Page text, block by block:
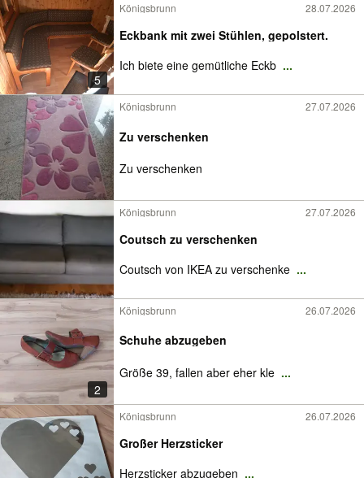
5
Königsbrunn 28.07.2026
Eckbank mit zwei Stühlen, gepolstert.
Ich biete eine gemütliche Eckb ...
Königsbrunn 27.07.2026
Zu verschenken
Zu verschenken
Königsbrunn 27.07.2026
Coutsch zu verschenken
Coutsch von IKEA zu verschenke ...
2
Königsbrunn 26.07.2026
Schuhe abzugeben
Größe 39, fallen aber eher kle ...
Königsbrunn 26.07.2026
Großer Herzsticker
Herzsticker abzugeben ...